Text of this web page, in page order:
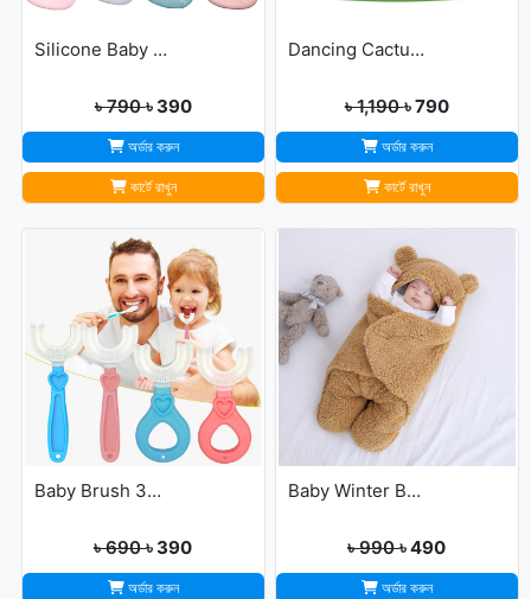
Silicone Baby Bibs
৳ 790৳ 390
অর্ডার করুন
কার্টে রাখুন
Dancing Cactus For Kids
৳ 1,190৳ 790
অর্ডার করুন
কার্টে রাখুন
Baby Brush 360° Kids U-Shaped Toothbrush
৳ 690৳ 390
অর্ডার করুন
Baby Winter Blanket Winter Protection Worm Baby Care Blanket For ( 0-1year Babies )
৳ 990৳ 490
অর্ডার করুন